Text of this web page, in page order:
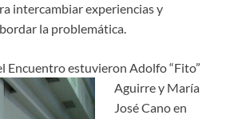
intercambiar experiencias y
la problemática.
Encuentro estuvieron Adolfo “Fito”
Aguirre y María
José Cano en